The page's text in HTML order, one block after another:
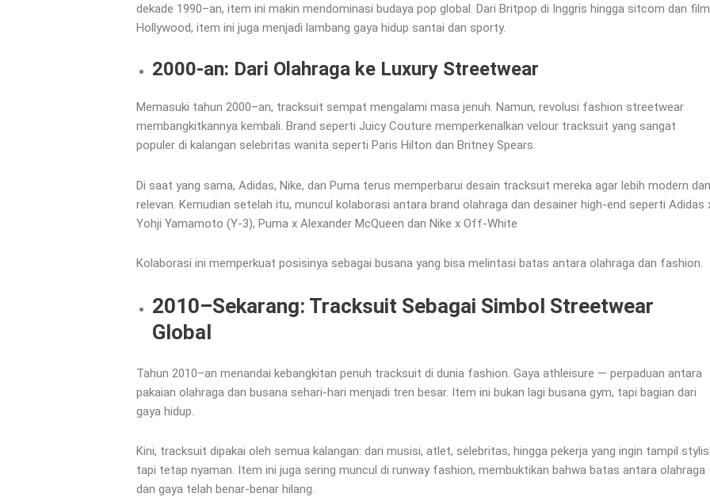
dekade 1990–an, item ini makin mendominasi budaya pop global. Dari Britpop di Inggris hingga sitcom dan film
Hollywood, item ini juga menjadi lambang gaya hidup santai dan sporty.
2000-an: Dari Olahraga ke Luxury Streetwear
Memasuki tahun 2000–an, tracksuit sempat mengalami masa jenuh. Namun, revolusi fashion streetwear
membangkitkannya kembali. Brand seperti Juicy Couture memperkenalkan velour tracksuit yang sangat
populer di kalangan selebritas wanita seperti Paris Hilton dan Britney Spears.
Di saat yang sama, Adidas, Nike, dan Puma terus memperbarui desain tracksuit mereka agar lebih modern dan
relevan. Kemudian setelah itu, muncul kolaborasi antara brand olahraga dan desainer high-end seperti Adidas
Yohji Yamamoto (Y-3), Puma x Alexander McQueen dan Nike x Off-White
Kolaborasi ini memperkuat posisinya sebagai busana yang bisa melintasi batas antara olahraga dan fashion.
2010–Sekarang: Tracksuit Sebagai Simbol Streetwear
Global
Tahun 2010–an menandai kebangkitan penuh tracksuit di dunia fashion. Gaya athleisure — perpaduan antara
pakaian olahraga dan busana sehari-hari menjadi tren besar. Item ini bukan lagi busana gym, tapi bagian dari
gaya hidup.
Kini, tracksuit dipakai oleh semua kalangan: dari musisi, atlet, selebritas, hingga pekerja yang ingin tampil
tapi tetap nyaman. Item ini juga sering muncul di runway fashion, membuktikan bahwa batas antara olahraga
dan gaya telah benar-benar hilang.